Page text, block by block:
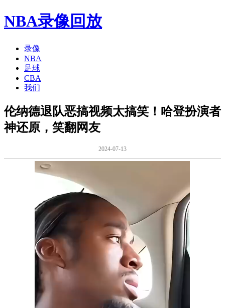
NBA录像回放
录像
NBA
足球
CBA
我们
伦纳德退队恶搞视频太搞笑！哈登扮演者
神还原，笑翻网友
2024-07-13